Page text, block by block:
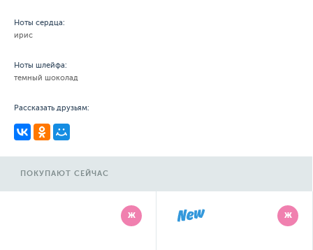
Ноты сердца:
ирис
Ноты шлейфа:
темный шоколад
Рассказать друзьям:
ПОКУПАЮТ СЕЙЧАС
Ж Ж